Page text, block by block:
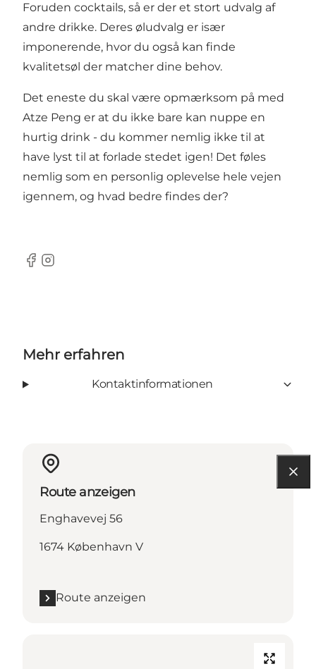
Foruden cocktails, så er der et stort udvalg af
andre drikke. Deres øludvalg er især
imponerende, hvor du også kan finde
kvalitetsøl der matcher dine behov.
Det eneste du skal være opmærksom på med
Atze Peng er at du ikke bare kan nuppe en
hurtig drink - du kommer nemlig ikke til at
have lyst til at forlade stedet igen! Det føles
nemlig som en personlig oplevelse hele vejen
igennem, og hvad bedre findes der?
Facebook
Instagram
Mehr erfahren
Kontaktinformationen
Route anzeigen
Enghavevej 56
1674 København V
Route anzeigen